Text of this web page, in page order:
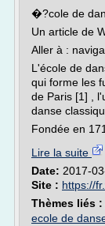
�?cole de
Un article de
Aller à :
L'école de
qui forme les
de Paris [1] ,
danse
Fondée en
Lire la suite
Date: 2017-
Site : https://
Thèmes liés :
ecole de